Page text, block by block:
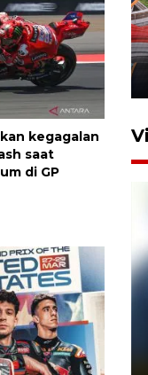
kegagalan
saat
di GP
di
setia